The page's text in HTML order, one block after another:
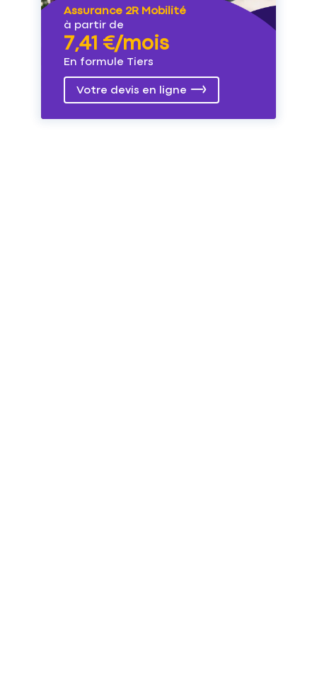
Assurance 2R Mobilité
à partir de
7,41 €/mois
En formule Tiers
Votre devis en ligne